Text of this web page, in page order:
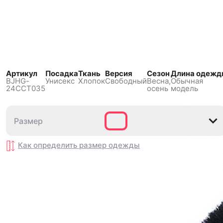
Артикул
BJHG-
24CCT035
Посадка
Унисекс
Ткань
Хлопок
Версия
Свободный
Сезон
Весна,
осень
Длина
Обычная
модель
Размер
Как определить размер одежды
Размер
Как определить размер одежды